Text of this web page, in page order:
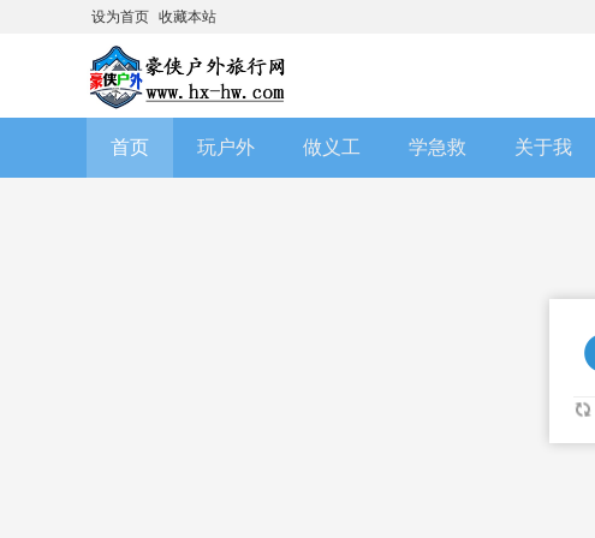
设为首页 收藏本站
首页 玩户外 做义工 学急救 关于我